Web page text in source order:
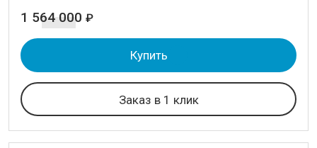
1 564 000 ₽
Купить
Заказ в 1 клик